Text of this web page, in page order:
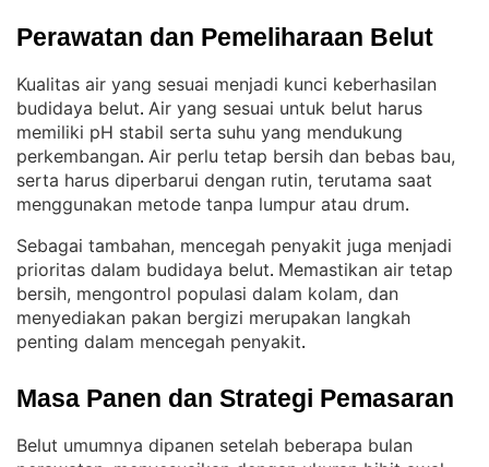
Perawatan dan Pemeliharaan Belut
Kualitas air yang sesuai menjadi kunci keberhasilan
budidaya belut. Air yang sesuai untuk belut harus
memiliki pH stabil serta suhu yang mendukung
perkembangan. Air perlu tetap bersih dan bebas bau,
serta harus diperbarui dengan rutin, terutama saat
menggunakan metode tanpa lumpur atau drum.
Sebagai tambahan, mencegah penyakit juga menjadi
prioritas dalam budidaya belut. Memastikan air tetap
bersih, mengontrol populasi dalam kolam, dan
menyediakan pakan bergizi merupakan langkah
penting dalam mencegah penyakit.
Masa Panen dan Strategi Pemasaran
Belut umumnya dipanen setelah beberapa bulan